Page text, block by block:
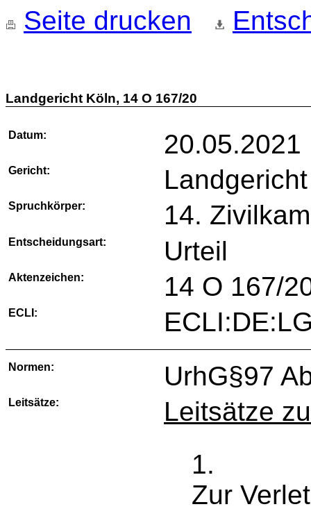
Seite drucken
Landgericht Köln, 14 O 167/20
Datum: 20.05.2021
Gericht:
Spruchkörper: 14.
Entscheidungsart: Urteil
Aktenzeichen: 14 O 167/
ECLI:
Normen: UrhG§97
Leitsätze:
Leitsätze
1.
Zur